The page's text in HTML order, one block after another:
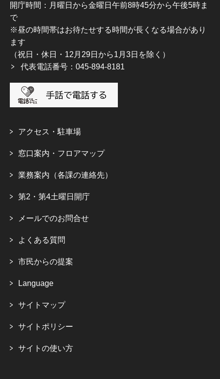
開庁時間：月曜日から金曜日午前8時45分から午後5時ま
で
※昼の時間帯はお待たせする時間が長くなる場合があり
ます
（祝日・休日・12月29日から1月3日を除く）
代表電話番号：045-894-8181
アクセス・駐車場
窓口案内・フロアマップ
業務案内（各課の連絡先）
第2・第4土曜日開庁
メールでのお問合せ
よくある質問
市民からの提案
Language
サイトマップ
サイトポリシー
サイトの使い方